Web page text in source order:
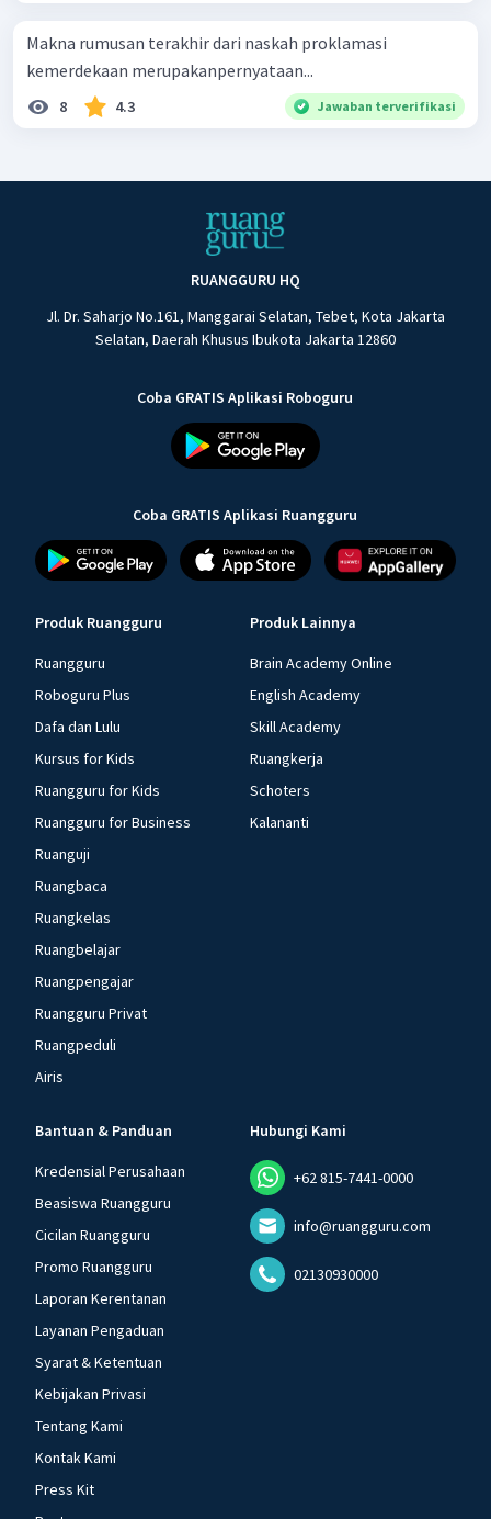
Makna rumusan terakhir dari naskah proklamasi
kemerdekaan merupakanpernyataan...
8 4.3 Jawaban terverifikasi
RUANGGURU HQ
Jl. Dr. Saharjo No.161, Manggarai Selatan, Tebet, Kota Jakarta
Selatan, Daerah Khusus Ibukota Jakarta 12860
Coba GRATIS Aplikasi Roboguru
Coba GRATIS Aplikasi Ruangguru
Produk Ruangguru
Ruangguru
Roboguru Plus
Dafa dan Lulu
Kursus for Kids
Ruangguru for Kids
Ruangguru for Business
Ruanguji
Ruangbaca
Ruangkelas
Ruangbelajar
Ruangpengajar
Ruangguru Privat
Ruangpeduli
Airis
Produk Lainnya
Brain Academy Online
English Academy
Skill Academy
Ruangkerja
Schoters
Kalananti
Bantuan & Panduan
Kredensial Perusahaan
Beasiswa Ruangguru
Cicilan Ruangguru
Promo Ruangguru
Laporan Kerentanan
Layanan Pengaduan
Syarat & Ketentuan
Kebijakan Privasi
Tentang Kami
Kontak Kami
Press Kit
Hubungi Kami
+62 815-7441-0000
info@ruangguru.com
02130930000